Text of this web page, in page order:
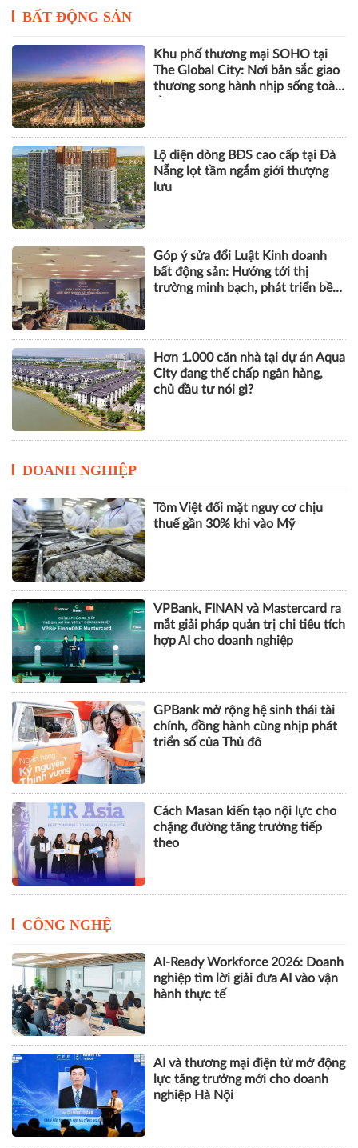
BẤT ĐỘNG SẢN
Khu phố thương mại SOHO tại
The Global City: Nơi bản sắc giao
thương song hành nhịp sống toàn
Lộ diện dòng BĐS cao cấp tại Đà
Nẵng lọt tầm ngắm giới thượng
lưu
Góp ý sửa đổi Luật Kinh doanh
bất động sản: Hướng tới thị
trường minh bạch, phát triển bền
Hơn 1.000 căn nhà tại dự án Aqua
City đang thế chấp ngân hàng,
chủ đầu tư nói gì?
DOANH NGHIỆP
Tôm Việt đối mặt nguy cơ chịu
thuế gần 30% khi vào Mỹ
VPBank, FINAN và Mastercard ra
mắt giải pháp quản trị chi tiêu tích
hợp AI cho doanh nghiệp
GPBank mở rộng hệ sinh thái tài
chính, đồng hành cùng nhịp phát
triển số của Thủ đô
Cách Masan kiến tạo nội lực cho
chặng đường tăng trưởng tiếp
theo
CÔNG NGHỆ
AI-Ready Workforce 2026: Doanh
nghiệp tìm lời giải đưa AI vào vận
hành thực tế
AI và thương mại điện tử mở động
lực tăng trưởng mới cho doanh
nghiệp Hà Nội